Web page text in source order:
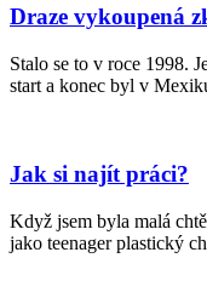
Draze vykoupená
Stalo se to v roce 1998.
start a konec byl v
Jak si najít práci?
Když jsem byla malá
jako teenager plastický